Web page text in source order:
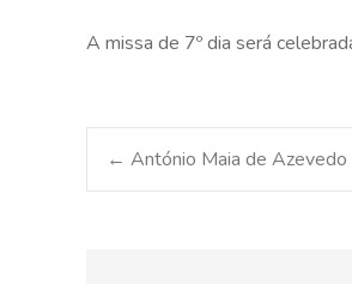
A missa de 7º dia será
Post
← António Maia de Azevedo